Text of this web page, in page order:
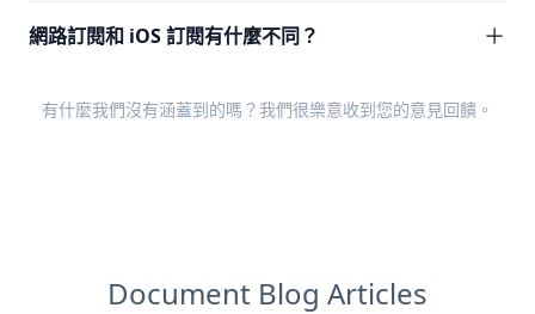
網路訂閱和 iOS 訂閱有什麼不同？
有什麼我們沒有涵蓋到的嗎？我們很樂意收到您的意見回饋 。
Document Blog Articles